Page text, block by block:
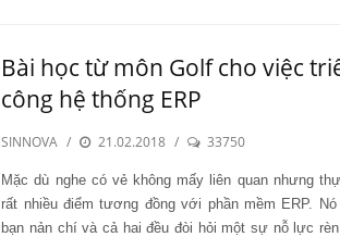
Bài học từ môn Golf cho việc
công hệ thống ERP
SINNOVA / 21.02.2018 / 33750
Mặc dù nghe có vẻ không mấy liên quan nhưng
rất nhiều điểm tương đồng với phần mềm ERP.
bạn nản chí và cả hai đều đòi hỏi một sự nỗ lực